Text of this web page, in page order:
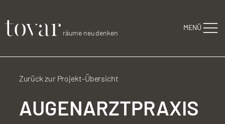
räume neu denken
MENÜ
Zurück zur Projekt-Übersicht
AUGENARZTPRAXIS